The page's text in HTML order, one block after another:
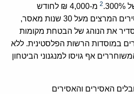
2
מ-4,000 ₪ לחודש
ל-12,000 ₪ לחודש, לאסירים המרצים מעל 30 שנות מאסר,
את הנוהג של הבטחת מקומות
במוסדות הרשות הפלסטינית. ללא
אף גויסו למנגנוני הביטחון
האסירים והאסירים